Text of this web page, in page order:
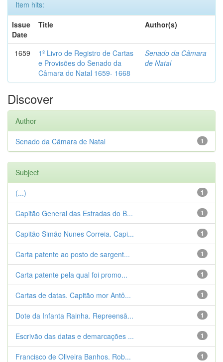
Item hits:
Issue
Date
Title Author(s)
1659
1º Livro de Registro de Cartas
e Provisões do Senado da
Câmara do Natal 1659- 1668
Senado da Câmara
de Natal
Discover
Author
1
Senado da Câmara de Natal
Subject
1
(...)
1
Capitão General das Estradas do B...
1
Capitão Simão Nunes Correia. Capi...
1
Carta patente ao posto de sargent...
1
Carta patente pela qual foi promo...
1
Cartas de datas. Capitão mor Antô...
1
Dote da Infanta Rainha. Repreensã...
1
Escrivão das datas e demarcações ...
1
Francisco de Oliveira Banhos. Rob...